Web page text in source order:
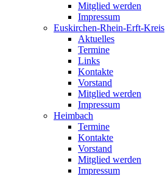
Mitglied werden
Impressum
Euskirchen-Rhein-Erft-Kreis
Aktuelles
Termine
Links
Kontakte
Vorstand
Mitglied werden
Impressum
Heimbach
Termine
Kontakte
Vorstand
Mitglied werden
Impressum